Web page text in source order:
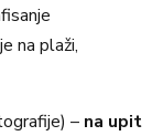
na plaži,
– na upit